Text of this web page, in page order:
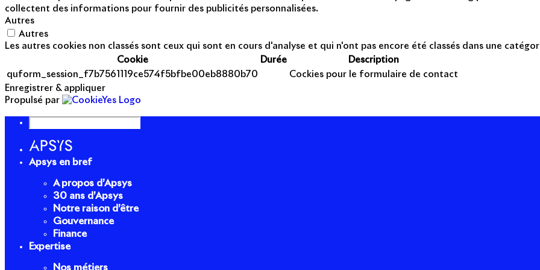
collectent des informations pour fournir des publicités personnalisées.
Autres
Autres
Les autres cookies non classés sont ceux qui sont en cours d'analyse et qui n'ont pas encore été classés dans une
Cookie
Durée
Description
quform_session_f7b7561119ce574f5bfbe00eb8880b70
Cockies pour le formulaire de contact
Enregistrer & appliquer
Propulsé par
Apsys en bref
A propos d’Apsys
30 ans d’Apsys
Notre raison d’être
Gouvernance
Finance
Expertise
Nos métiers